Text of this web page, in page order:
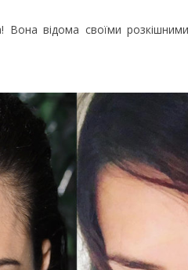
Вона відома своїми